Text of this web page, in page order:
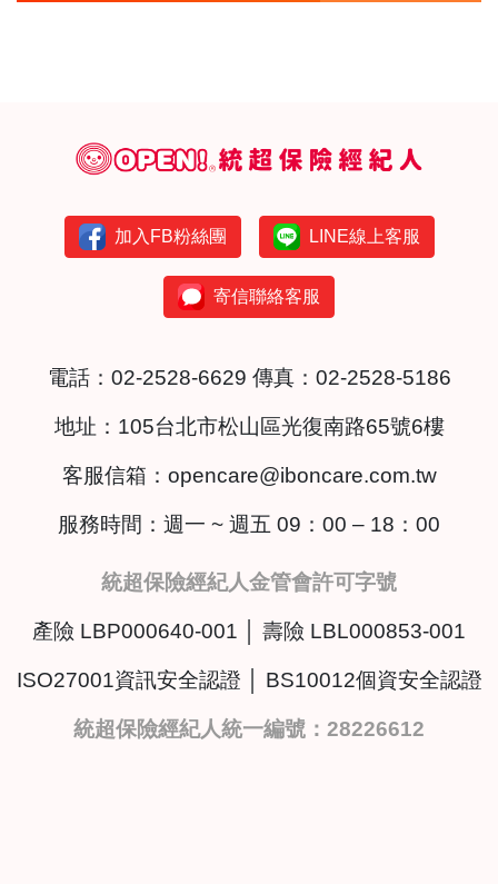
加入FB粉絲團 LINE線上客服
寄信聯絡客服
電話： 02-2528-6629 傳真：02-2528-5186
地址： 105台北市松山區光復南路65號6樓
客服信箱： opencare@iboncare.com.tw
服務時間：週一 ~ 週五 09：00 – 18：00
統超保險經紀人金管會許可字號
產險 LBP000640-001 │ 壽險 LBL000853-001
ISO27001資訊安全認證 │ BS10012個資安全認證
統超保險經紀人統一編號：28226612